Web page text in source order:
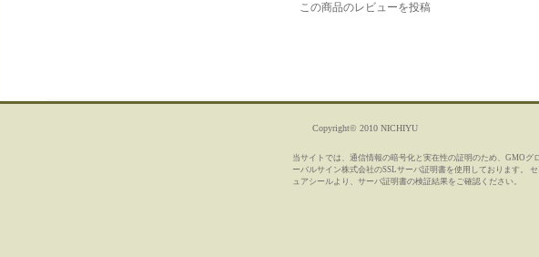
この商品のレビューを投稿
Copyright© 2010 NICHIYU
当サイトでは、通信情報の暗号化と実在性の証明のため、GMOグ
ーバルサイン株式会社のSSLサーバ証明書を使用しております。 セ
ュアシールより、サーバ証明書の検証結果をご確認ください。